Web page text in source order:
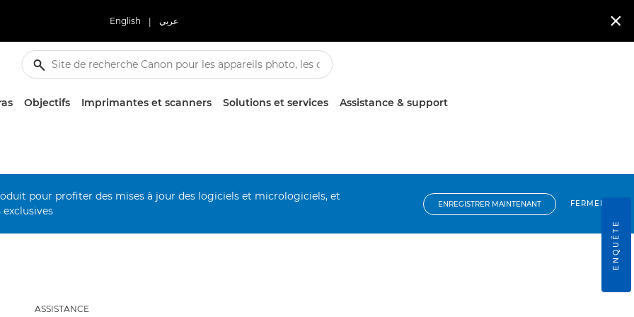
English | عربي 
Objectifs Imprimantes et scanners Solutions et services Assistance & support
pour profiter des mises à jour des logiciels et micrologiciels, et
ENREGISTRER MAINTENANT FERMER
ASSISTANCE
ENQUÊTE